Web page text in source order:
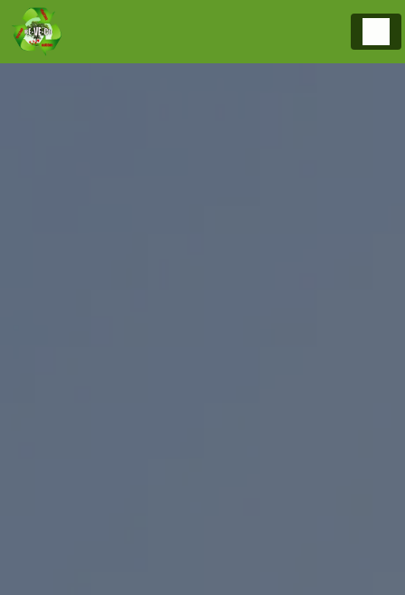
Panneau de gestion des cookies